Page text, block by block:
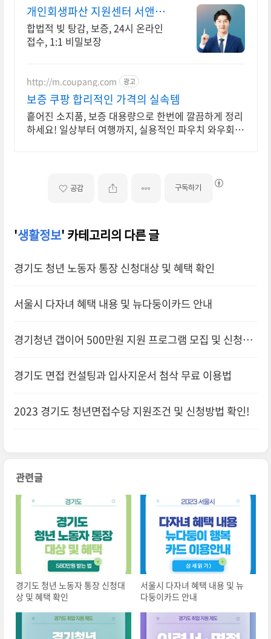
개인회생파산 지원센터 서앤율
빚탕감 모든 채무 해결
합법적 빚 탕감, 보증, 24시 온라인
접수, 1:1 비밀보장
http://m.coupang.com 광고
보증 쿠팡 합리적인 가격의 실속템
흩어진 소지품, 보증 대용량으로 한번에 깔끔하게 정리
하세요! 일상부터 여행까지, 실용적인 파우치 와우회원
공감 구독하기
'생활정보' 카테고리의 다른 글
경기도 청년 노동자 통장 신청대상 및 혜택 확인
서울시 다자녀 혜택 내용 및 뉴다둥이카드 안내
경기청년 갭이어 500만원 지원 프로그램 모집 및 신청방
경기도 면접 컨설팅과 입사지운서 첨삭 무료 이용법
2023 경기도 청년면접수당 지원조건 및 신청방법 확인!
관련글
경기도 청년 노동자 통장 신청대
상 및 혜택 확인
서울시 다자녀 혜택 내용 및 뉴
다둥이카드 안내